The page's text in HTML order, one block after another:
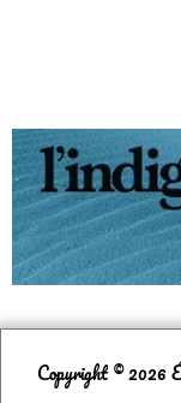
Copyright © 2026